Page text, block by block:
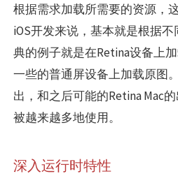
根据需求加载所需要的资源，
iOS开发来说，基本就是根据
典的例子就是在Retina设备上
一些的普通屏设备上加载原图
出，和之后可能的Retina Mac
被越来越多地使用。
深入运行时特性